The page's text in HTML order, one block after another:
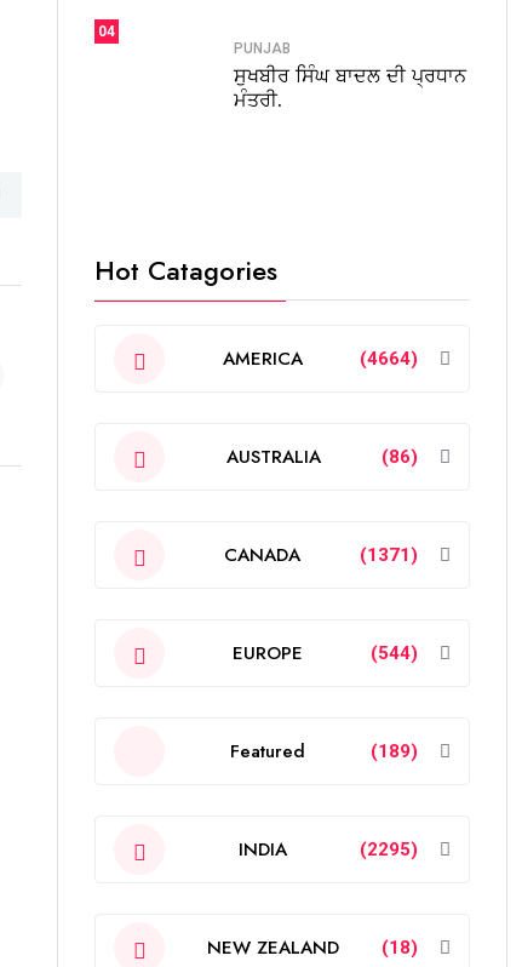
04
PUNJAB
ਸੁਖਬੀਰ ਸਿੰਘ ਬਾਦਲ ਦੀ ਪ੍ਰਧਾਨ
ਮੰਤਰੀ.
Hot Catagories
AMERICA (4664)
AUSTRALIA (86)
CANADA (1371)
EUROPE (544)
Featured (189)
INDIA (2295)
NEW ZEALAND (18)